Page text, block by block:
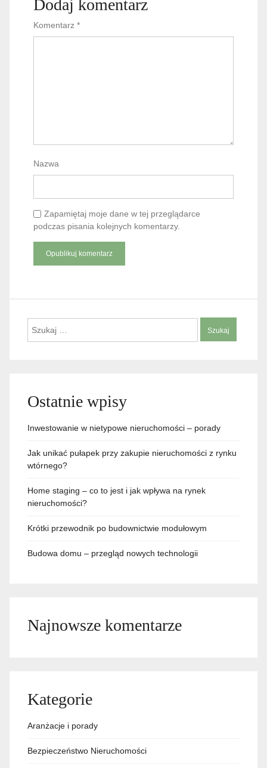
Dodaj komentarz
Komentarz *
Nazwa
Zapamiętaj moje dane w tej przeglądarce
podczas pisania kolejnych komentarzy.
Ostatnie wpisy
Inwestowanie w nietypowe nieruchomości – porady
Jak unikać pułapek przy zakupie nieruchomości z rynku
wtórnego?
Home staging – co to jest i jak wpływa na rynek
nieruchomości?
Krótki przewodnik po budownictwie modułowym
Budowa domu – przegląd nowych technologii
Najnowsze komentarze
Kategorie
Aranżacje i porady
Bezpieczeństwo Nieruchomości